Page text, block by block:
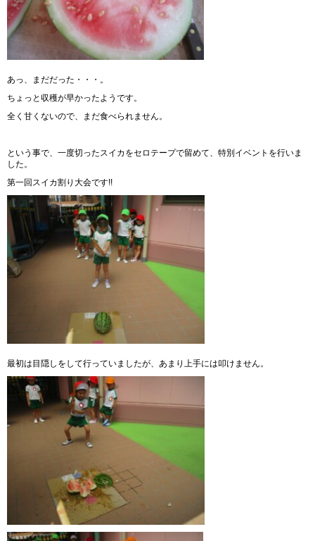
あっ、まだだった・・・。
ちょっと収穫が早かったようです。
全く甘くないので、まだ食べられません。
という事で、一度切ったスイカをセロテープで留めて、特別イベントを行いま
した。
第一回スイカ割り大会です!!
最初は目隠しをして行っていましたが、あまり上手には叩けません。